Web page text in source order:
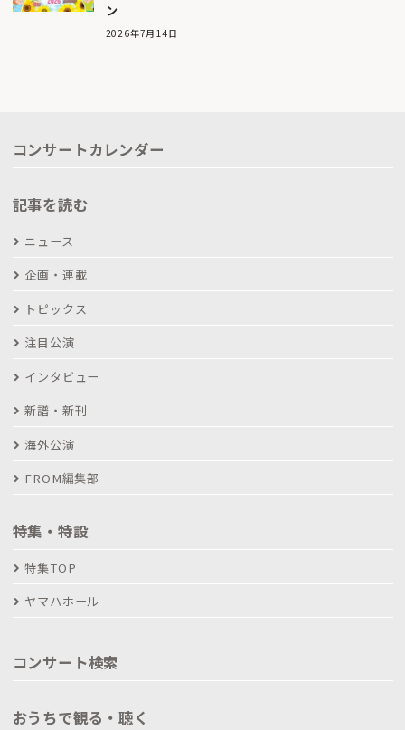
ン
2026年7月14日
コンサートカレンダー
記事を読む
ニュース
企画・連載
トピックス
注目公演
インタビュー
新譜・新刊
海外公演
FROM編集部
特集・特設
特集TOP
ヤマハホール
コンサート検索
おうちで観る・聴く